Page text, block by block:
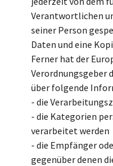
Verantwortlichen
seiner Person
Daten und eine
Ferner hat der
Verordnungsgeber
über folgende
- die
- die Kategorien
verarbeitet werden
- die Empfänger
gegenüber denen